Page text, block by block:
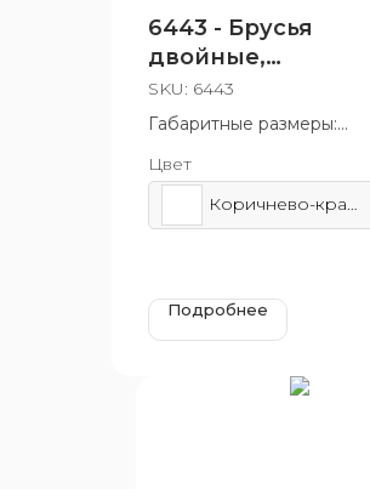
6443 - Брусья
двойные,
разноуровневые
SKU: 6443
Габаритные размеры:
Возрастная группа: от 14
Цвет
Коричнево-красный
Подробнее